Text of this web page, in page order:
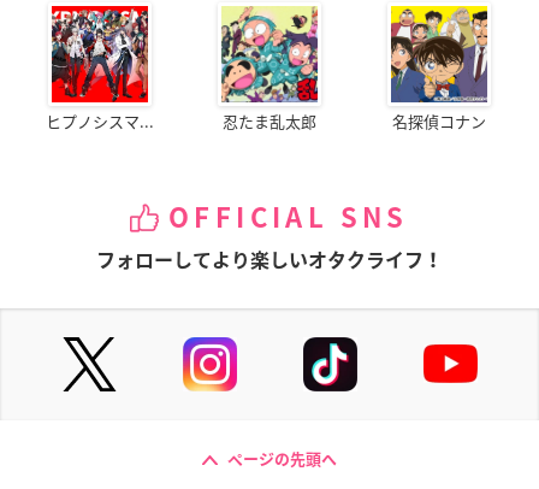
ヒプノシスマ... 忍たま乱太郎 名探偵コナン
OFFICIAL SNS
フォローしてより楽しいオタクライフ！
ページの先頭へ